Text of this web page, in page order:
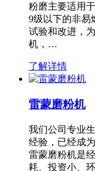
粉磨主要适用
9级以下的非易
试验和改进，
机，…
了解详情
雷蒙磨粉机
我们公司专业
经验，已经成
雷蒙磨粉机是
耗、投资小、